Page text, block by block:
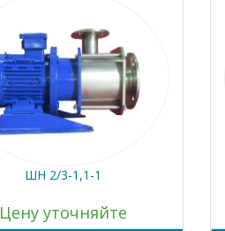
ШН 2/3-1,1-1
Цену уточняйте